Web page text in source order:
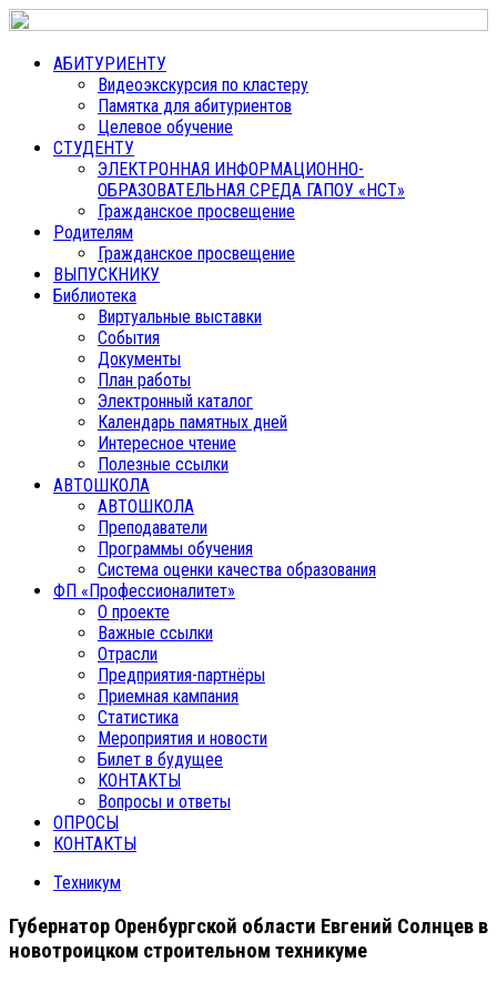
АБИТУРИЕНТУ
Видеоэкскурсия по кластеру
Памятка для абитуриентов
Целевое обучение
СТУДЕНТУ
ЭЛЕКТРОННАЯ ИНФОРМАЦИОННО-
ОБРАЗОВАТЕЛЬНАЯ СРЕДА ГАПОУ «НСТ»
Гражданское просвещение
Родителям
Гражданское просвещение
ВЫПУСКНИКУ
Библиотека
Виртуальные выставки
События
Документы
План работы
Электронный каталог
Календарь памятных дней
Интересное чтение
Полезные ссылки
АВТОШКОЛА
АВТОШКОЛА
Преподаватели
Программы обучения
Система оценки качества образования
ФП «Профессионалитет»
О проекте
Важные ссылки
Отрасли
Предприятия-партнёры
Приемная кампания
Статистика
Мероприятия и новости
Билет в будущее
КОНТАКТЫ
Вопросы и ответы
ОПРОСЫ
КОНТАКТЫ
Техникум
Губернатор Оренбургской области Евгений Солнцев в
новотроицком строительном техникуме